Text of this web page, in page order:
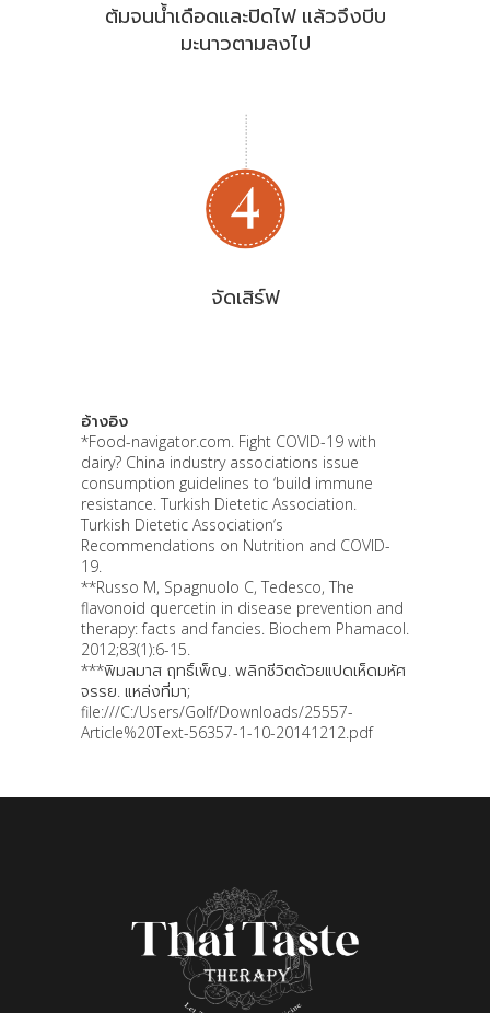
ต้มจนน้ำเดือดและปิดไฟ แล้วจึงบีบ
มะนาวตามลงไป
จัดเสิร์ฟ
อ้างอิง
*Food-navigator.com. Fight COVID-19 with
dairy? China industry associations issue
consumption guidelines to ‘build immune
resistance. Turkish Dietetic Association.
Turkish Dietetic Association’s
Recommendations on Nutrition and COVID-
19.
**Russo M, Spagnuolo C, Tedesco, The
flavonoid quercetin in disease prevention and
therapy: facts and fancies. Biochem Phamacol.
2012;83(1):6-15.
***พิมลมาส ฤทธิ์เพ็ญ. พลิกชีวิตด้วยแปดเห็ดมหัศ
จรรย. แหล่งที่มา;
file:///C:/Users/Golf/Downloads/25557-
Article%20Text-56357-1-10-20141212.pdf